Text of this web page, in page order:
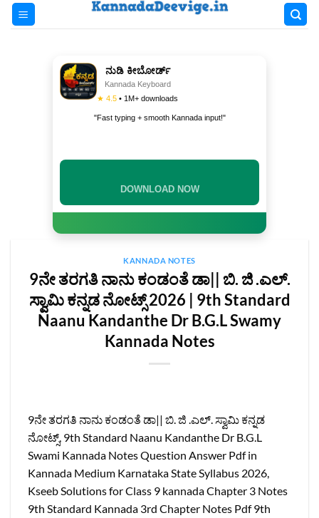
Skip
ನುಡಿ ಕೀಬೋರ್ಡ್
Kannada Keyboard
★ 4.5 • 1M+ downloads
"Fast typing + smooth Kannada input!"
KANNADA NOTES
9ನೇ ತರಗತಿ ನಾನು ಕಂಡಂತೆ ಡಾ|| ಬಿ. ಜಿ .ಎಲ್‌.
ಸ್ವಾಮಿ ಕನ್ನಡ ನೋಟ್ಸ್‌ 2026 | 9th Standard
Naanu Kandanthe Dr B.G.L Swamy
Kannada Notes
9ನೇ ತರಗತಿ ನಾನು ಕಂಡಂತೆ ಡಾ|| ಬಿ. ಜಿ .ಎಲ್‌. ಸ್ವಾಮಿ ಕನ್ನಡ
ನೋಟ್ಸ್‌, 9th Standard Naanu Kandanthe Dr B.G.L
Swami Kannada Notes Question Answer Pdf in
Kannada Medium Karnataka State Syllabus 2026,
Kseeb Solutions for Class 9 kannada Chapter 3 Notes
9th Standard Kannada 3rd Chapter Notes Pdf 9th